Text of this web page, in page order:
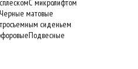
С микролифтом
Черные матовые
сиденьем
Подвесные